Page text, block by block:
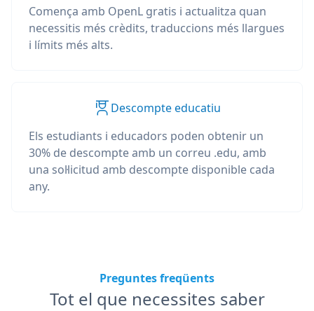
Comença amb OpenL gratis i actualitza quan
necessitis més crèdits, traduccions més llargues
i límits més alts.
Descompte educatiu
Els estudiants i educadors poden obtenir un
30% de descompte amb un correu .edu, amb
una sol·licitud amb descompte disponible cada
any.
Preguntes freqüents
Tot el que necessites saber